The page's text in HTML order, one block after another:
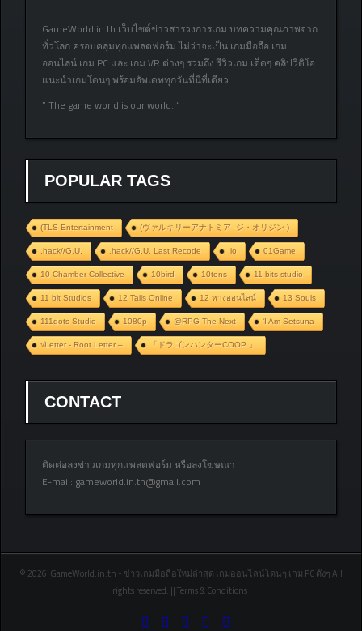
GameWorld.in.th เว็บไซต์ข่าวสารวงการเกม บทความคุณภาพจาก
ทั่วโลก ครอบคลุมทุกแพลตฟอร์ม ไม่ว่าจะเป็น เกมมือถือ เกม
ออนไลน์ เกม PC และ เกม VR ต่างๆ รวมถึง รีวิวเกม เด็ดๆ คลิปวีดิโอ
แนะนำเกมโดนๆ พร้อมอัพเดททุกวันที่นี่ที่เดียว
” The game world is our world. “
POPULAR TAGS
(TLS Entertainment (ヴァルキリーアナトミア ‐ジ・オリジン‐)
.hack//G.U. .hack//G.U. Last Recode .io 01Game
10 Chamber Collective 10bird 10tons 11 bits studio
11 bit Studios 12 Tails Online 12 หางออนไลน์ 13 Souls
111dots Studio 1080p @RPG The Next ‘I Am Setsuna
√Letter - Root Letter – 「ドラゴンハンターCOOP 」
CONTACT
ติดต่อลงข่าวเกมทุกแพลตฟอร์ม หรือลงโฆษณา
E-mail: gameworld.in.th@gmail.com
© 2026 GameWorld.in.th - ข่าวเกมมือถือใหม่ล่าสุด เกมออนไลน์โดนๆ เกม PC ดังๆ All
rights reserved. || Terms & Conditions